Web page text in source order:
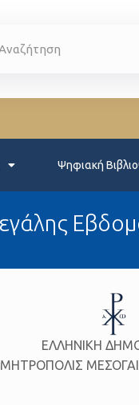
Ψηφιακή
ΕΛΛΗΝΙΚΗ
ΜΗΤΡΟΠΟΛΙΣ